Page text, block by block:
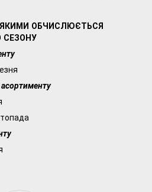
ЯКИМИ ОБЧИСЛЮЄТЬСЯ
СЕЗОНУ